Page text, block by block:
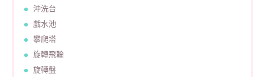
沖洗台
戲水池
攀爬塔
旋轉飛輪
旋轉盤